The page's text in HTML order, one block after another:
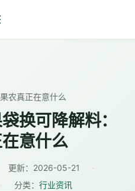
农真正在意什么
换可降解料：
意什么
更新： 2026-05-21
·
· 分类： 行业资讯